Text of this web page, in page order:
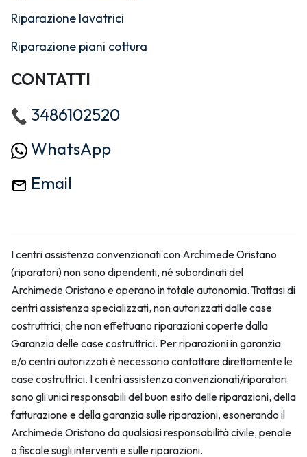
Riparazione lavatrici
Riparazione piani cottura
CONTATTI
3486102520
WhatsApp
Email
I centri assistenza convenzionati con Archimede Oristano
(riparatori) non sono dipendenti, né subordinati del
Archimede Oristano e operano in totale autonomia. Trattasi di
centri assistenza specializzati, non autorizzati dalle case
costruttrici, che non effettuano riparazioni coperte dalla
Garanzia delle case costruttrici. Per riparazioni in garanzia
e/o centri autorizzati è necessario contattare direttamente le
case costruttrici. I centri assistenza convenzionati/riparatori
sono gli unici responsabili del buon esito delle riparazioni, della
fatturazione e della garanzia sulle riparazioni, esonerando il
Archimede Oristano da qualsiasi responsabilità civile, penale
o fiscale sugli interventi e sulle riparazioni.